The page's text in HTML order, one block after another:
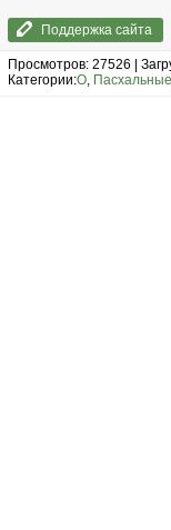
Поддержка сайта
Просмотров: 27526 |
Категории:О, Пасхальные